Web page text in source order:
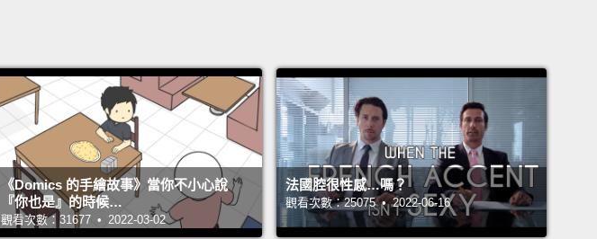
《Domics 的手繪故事》當你不小心說
『你也是』的時候…
觀看次數：31677 • 2022-03-02
法國腔很性感…嗎？
觀看次數：25075 • 2022-06-16